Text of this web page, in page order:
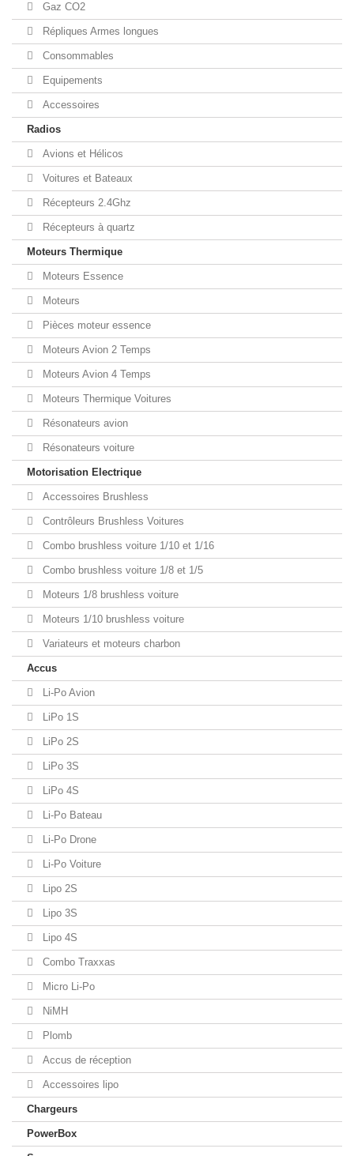
Gaz CO2
Répliques Armes longues
Consommables
Equipements
Accessoires
Radios
Avions et Hélicos
Voitures et Bateaux
Récepteurs 2.4Ghz
Récepteurs à quartz
Moteurs Thermique
Moteurs Essence
Moteurs
Pièces moteur essence
Moteurs Avion 2 Temps
Moteurs Avion 4 Temps
Moteurs Thermique Voitures
Résonateurs avion
Résonateurs voiture
Motorisation Electrique
Accessoires Brushless
Contrôleurs Brushless Voitures
Combo brushless voiture 1/10 et 1/16
Combo brushless voiture 1/8 et 1/5
Moteurs 1/8 brushless voiture
Moteurs 1/10 brushless voiture
Variateurs et moteurs charbon
Accus
Li-Po Avion
LiPo 1S
LiPo 2S
LiPo 3S
LiPo 4S
Li-Po Bateau
Li-Po Drone
Li-Po Voiture
Lipo 2S
Lipo 3S
Lipo 4S
Combo Traxxas
Micro Li-Po
NiMH
Plomb
Accus de réception
Accessoires lipo
Chargeurs
PowerBox